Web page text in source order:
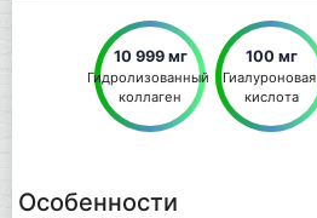
10 999 мг
Гидролизованный
коллаген
100 мг
Гиалуроновая
кислота
Особенности